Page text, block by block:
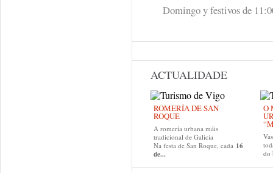
Domingo y festivos de
ACTUALIDADE
ROMERÍA DE SAN
ROQUE
A romería urbana máis
tradicional de Galicia
Na festa de San Roque, cada 16
de...
O
do